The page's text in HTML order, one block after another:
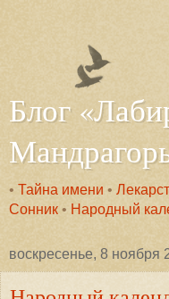
Блог
• Тайна имени •
Сонник • Народный
воскресенье, 8 ноября